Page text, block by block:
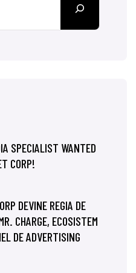
SPECIALIST WANTED
CORP!
DEVINE REGIA DE
CHARGE, ECOSISTEM
DE ADVERTISING